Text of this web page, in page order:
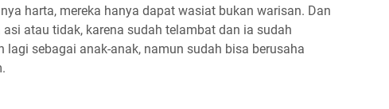
harta, mereka hanya dapat wasiat bukan warisan. Dan
atau tidak, karena sudah telambat dan ia sudah
lagi sebagai anak-anak, namun sudah bisa berusaha